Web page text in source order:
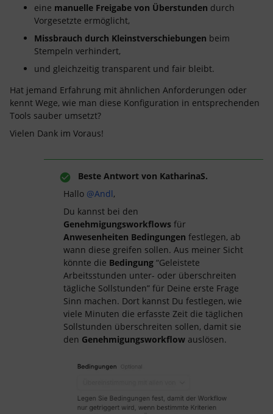
eine manuelle Freigabe von Überstunden durch
Vorgesetzte ermöglicht,
Missbrauch durch Kleinstverschiebungen beim
Stempeln verhindert,
und gleichzeitig transparent und fair bleibt.
Hat jemand Erfahrung mit ähnlichen Anforderungen oder
kennt Wege, wie man diese Konfiguration in entsprechenden
Tools sauber umsetzt?
Vielen Dank im Voraus!
Beste Antwort von KatharinaS.
Hallo ​ @Andl,
Du kannst bei den
Genehmigungsworkflows für
Anwesenheiten Bedingungen festlegen, ab
wann diese greifen sollen. Aus meiner Sicht
könnte die Bedingung “Geleistete
Arbeitsstunden unter- oder überschreiten
tägliche Sollstunden” für Deine erste Frage
Sinn machen. Dort kannst Du festlegen, wie
viele Minuten die erfasste Zeit die täglichen
Sollstunden überschreiten sollen, damit sie
den Genehmigungsworkflow auslösen.